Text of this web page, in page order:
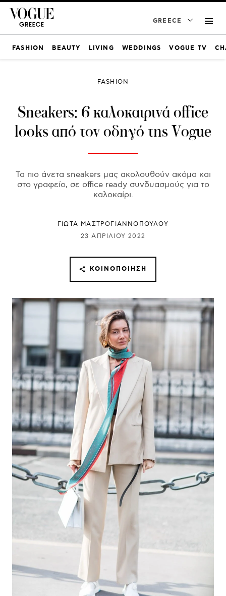
GREECE
FASHION BEAUTY LIVING WEDDINGS VOGUE TV
FASHION
Sneakers: 6 καλοκαιρινά office
looks από τον οδηγό της Vogue
Τα πιο άνετα sneakers μας ακολουθούν ακόμα και
στο γραφείο, σε office ready συνδυασμούς για το
καλοκαίρι.
ΓΙΩΤΑ ΜΑΣΤΡΟΓΙΑΝΝΟΠΟΥΛΟΥ
23 ΑΠΡΙΛΊΟΥ 2022
ΚΟΙΝΟΠΟΊΗΣΗ